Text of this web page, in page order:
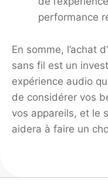
performance
En somme, l’achat
sans fil est un
expérience audio
de considérer vos
vos appareils, et le
aidera à faire un